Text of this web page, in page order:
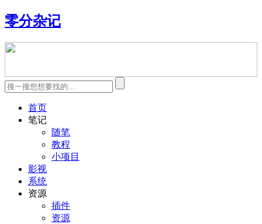
零分杂记
首页
笔记
随笔
教程
小项目
影视
系统
资源
插件
资源